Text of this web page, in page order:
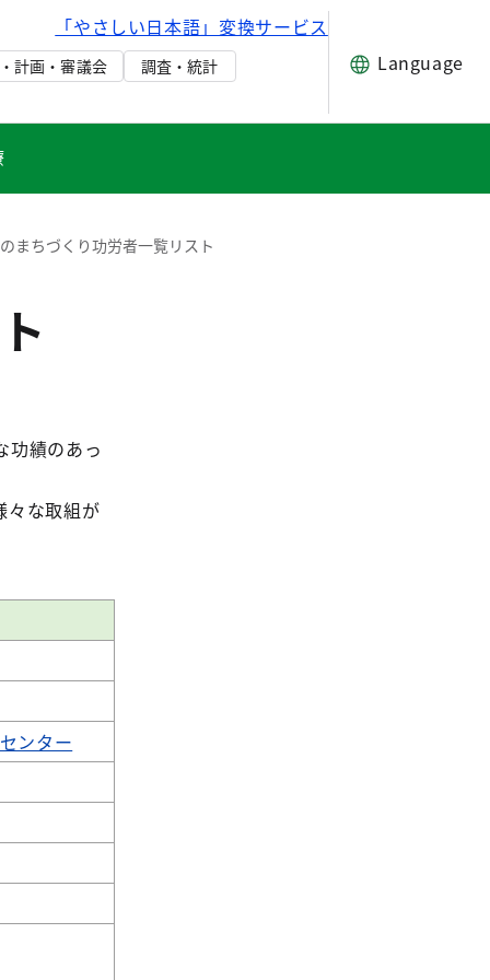
「やさしい日本語」変換サービス
計画・審議会 調査・統計 Language
まちづくり功労者一覧リスト
功績のあっ
々な取組が
ンター